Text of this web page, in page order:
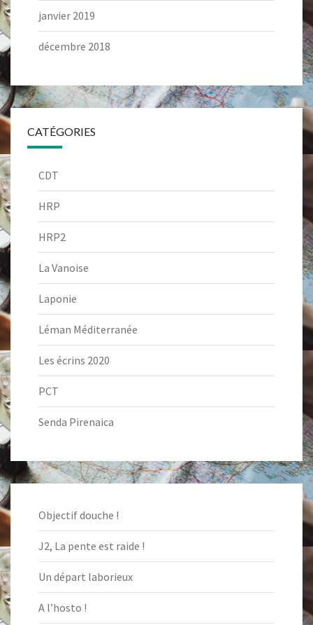
janvier 2019
décembre 2018
CATÉGORIES
CDT
HRP
HRP2
La Vanoise
Laponie
Léman Méditerranée
Les écrins 2020
PCT
Senda Pirenaica
Objectif douche !
J2, La pente est raide !
Un départ laborieux
A l’hosto !